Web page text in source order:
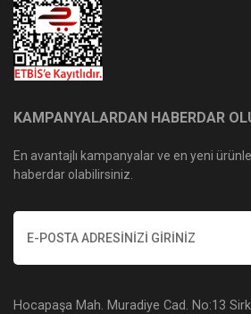
KAMPANYALARDAN HABERDAR
En avantajlı kampanyalar ve en yeni
haberdar olabilirsiniz.
Hocapaşa Mah. Muradiye Cad. No:13